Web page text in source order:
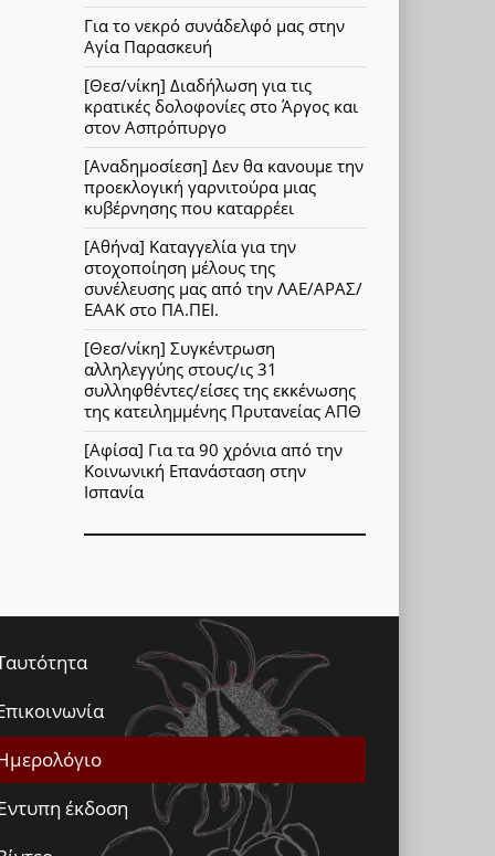
Για το νεκρό συνάδελφό μας στην
Αγία Παρασκευή
[Θεσ/νίκη] Διαδήλωση για τις
κρατικές δολοφονίες στο Άργος και
στον Ασπρόπυργο
[Αναδημοσίεση] Δεν θα κανουμε την
προεκλογική γαρνιτούρα μιας
κυβέρνησης που καταρρέει
[Αθήνα] Καταγγελία για την
στοχοποίηση μέλους της
συνέλευσης μας από την ΛΑΕ/ΑΡΑΣ/
ΕΑΑΚ στο ΠΑ.ΠΕΙ.
[Θεσ/νίκη] Συγκέντρωση
αλληλεγγύης στους/ις 31
συλληφθέντες/είσες της εκκένωσης
της κατειλημμένης Πρυτανείας ΑΠΘ
[Αφίσα] Για τα 90 χρόνια από την
Κοινωνική Επανάσταση στην
Ισπανία
έκδοση